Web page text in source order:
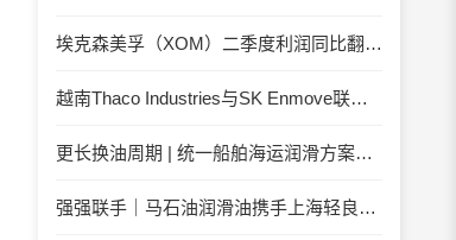
埃克森美孚（XOM）二季度利润同比翻倍 创2022年以来新高
越南Thaco Industries与SK Enmove联手合作润滑油
更长换油周期 | 统一船舶海运润滑方案与你并肩征服海况运维考验
强强联手｜马石油润滑油携手上海轻良，共筑造纸装备润滑新生态